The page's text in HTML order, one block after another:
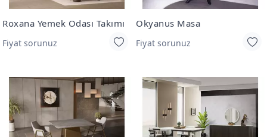
Roxana Yemek Odası Takımı
Fiyat sorunuz
Okyanus Masa
Fiyat sorunuz